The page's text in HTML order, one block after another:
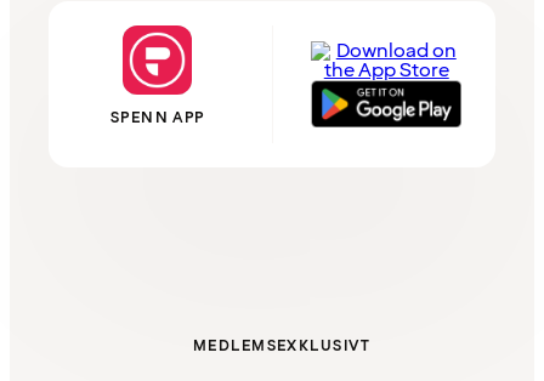
SPENN APP
MEDLEMSEXKLUSIVT